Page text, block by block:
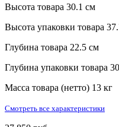
Высота товара 30.1 см
Высота упаковки товара
Глубина товара 22.5 см
Глубина упаковки товара
Масса товара (нетто) 13 кг
Смотреть все характеристики